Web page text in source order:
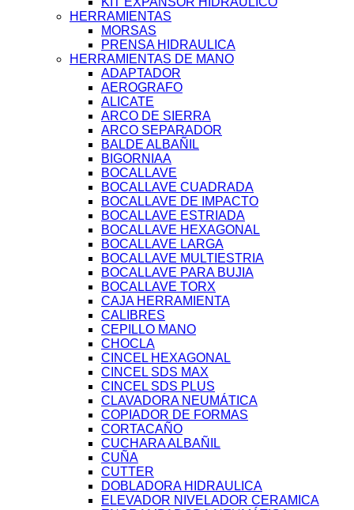
HERRAMIENTAS
MORSAS
PRENSA HIDRAULICA
HERRAMIENTAS DE MANO
ADAPTADOR
AEROGRAFO
ALICATE
ARCO DE SIERRA
ARCO SEPARADOR
BALDE ALBAÑIL
BIGORNIAA
BOCALLAVE
BOCALLAVE CUADRADA
BOCALLAVE DE IMPACTO
BOCALLAVE ESTRIADA
BOCALLAVE HEXAGONAL
BOCALLAVE LARGA
BOCALLAVE MULTIESTRIA
BOCALLAVE PARA BUJIA
BOCALLAVE TORX
CAJA HERRAMIENTA
CALIBRES
CEPILLO MANO
CHOCLA
CINCEL HEXAGONAL
CINCEL SDS MAX
CINCEL SDS PLUS
CLAVADORA NEUMÁTICA
COPIADOR DE FORMAS
CORTACAÑO
CUCHARA ALBAÑIL
CUÑA
CUTTER
DOBLADORA HIDRAULICA
ELEVADOR NIVELADOR CERAMICA